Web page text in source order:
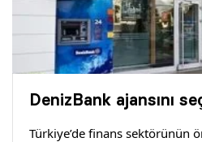
DenizBank ajansını
Türkiye’de finans sektörünün